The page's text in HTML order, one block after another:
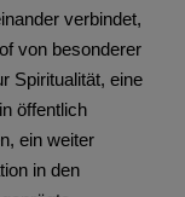
verbindet,
von besonderer
Spiritualität, eine
öffentlich
ein weiter
in den